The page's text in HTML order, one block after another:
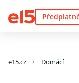
e15.cz Domácí